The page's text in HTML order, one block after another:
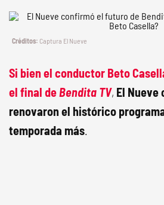
Captura El Nueve
Si bien el conductor Beto
el final deBendita TV, El Nueve
renovaron el histórico
temporada más.